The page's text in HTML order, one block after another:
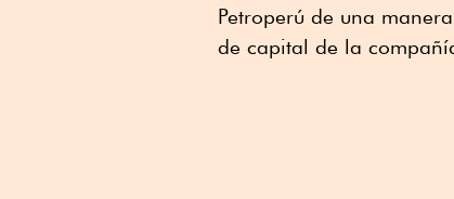
Petroperú de una
de capital de la